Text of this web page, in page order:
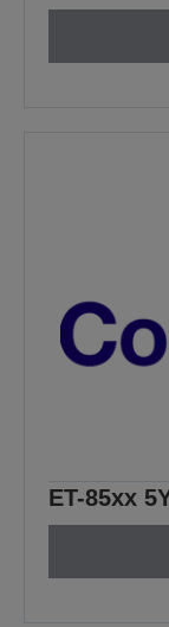
ET-85xx